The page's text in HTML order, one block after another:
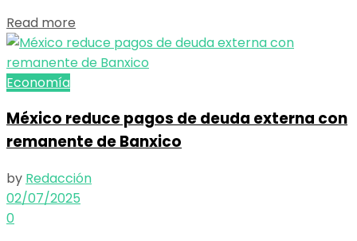
Read more
Economía
México reduce pagos de deuda externa con
remanente de Banxico
by Redacción
02/07/2025
0